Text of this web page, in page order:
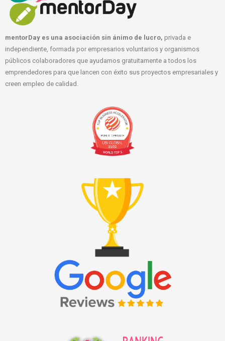
mentorDay es una asociación sin ánimo de lucro, privada e
independiente, formada por empresarios voluntarios y organismos
públicos colaboradores que ayudamos gratuitamente a todos los
emprendedores para que lancen con éxito sus proyectos empresariales y
creen empleo de calidad.